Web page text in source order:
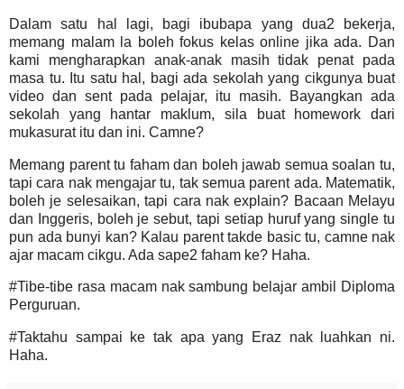
Dalam satu hal lagi, bagi ibubapa yang dua2 bekerja,
memang malam la boleh fokus kelas online jika ada. Dan
kami mengharapkan anak-anak masih tidak penat pada
masa tu. Itu satu hal, bagi ada sekolah yang cikgunya buat
video dan sent pada pelajar, itu masih. Bayangkan ada
sekolah yang hantar maklum, sila buat homework dari
mukasurat itu dan ini. Camne?
Memang parent tu faham dan boleh jawab semua soalan tu,
tapi cara nak mengajar tu, tak semua parent ada. Matematik,
boleh je selesaikan, tapi cara nak explain? Bacaan Melayu
dan Inggeris, boleh je sebut, tapi setiap huruf yang single tu
pun ada bunyi kan? Kalau parent takde basic tu, camne nak
ajar macam cikgu. Ada sape2 faham ke? Haha.
#Tibe-tibe rasa macam nak sambung belajar ambil Diploma
Perguruan.
#Taktahu sampai ke tak apa yang Eraz nak luahkan ni.
Haha.